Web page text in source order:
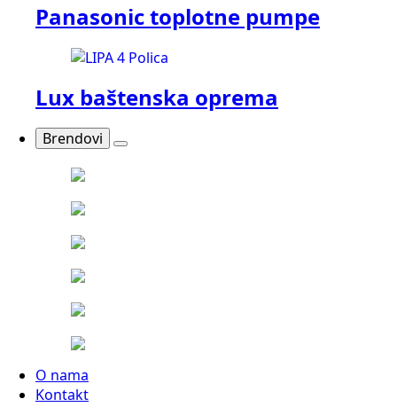
Panasonic toplotne pumpe
Lux baštenska oprema
Brendovi
O nama
Kontakt